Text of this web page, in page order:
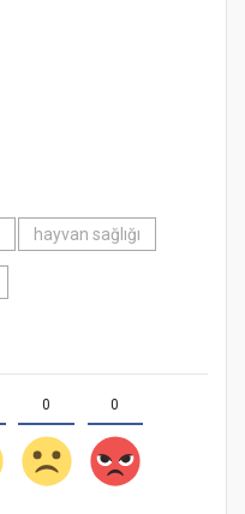
hayvan sağlığı
0 0